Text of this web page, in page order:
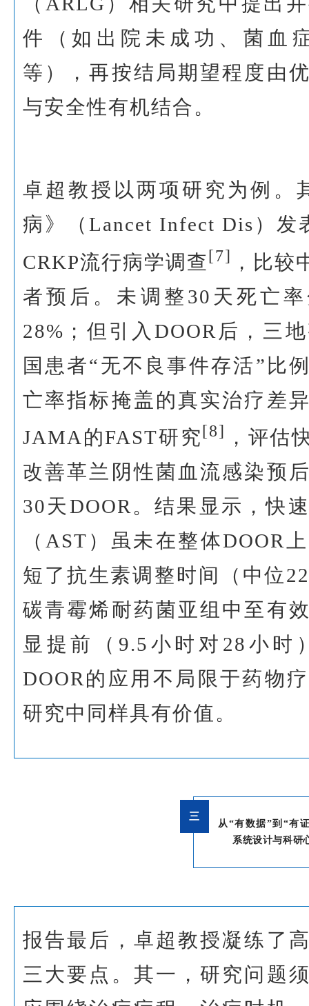
件（如出院未成功、菌血
等），再按结局期望程度由
与安全性有机结合。
卓超教授以两项研究为例。
病》（Lancet Infect Dis）发
CRKP流行病学调查[7]
，比较
者预后。未调整30天死亡
28%；但引入DOOR后，三
国患者“无不良事件存活”比
亡率指标掩盖的真实治疗差
JAMA的FAST研究 [8]
，评估
改善革兰阴性菌血流感染预
30天DOOR。结果显示，快
（AST）虽未在整体DOOR
短了抗生素调整时间（中位
碳青霉烯耐药菌亚组中至有
显提前（9.5小时对28小时
DOOR的应用不局限于药物
研究中同样具有价值。
三
从“有数据”到 “有
系统设计与科研
报告最后，卓超教授凝练了
三大要点。其一，研究问题